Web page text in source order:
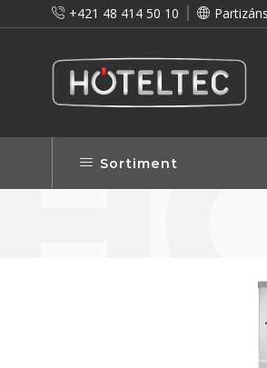
+421 48 414 50 10
a preto vám prinášame vernostné zľavy!
Sortiment